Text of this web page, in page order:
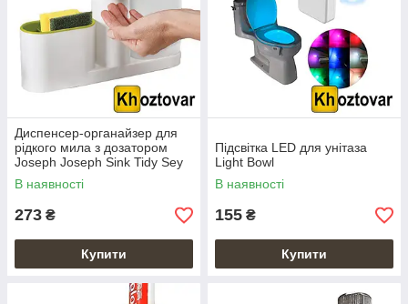
Диспенсер-органайзер для
рідкого мила з дозатором
Joseph Joseph Sink Tidy Sey
Plus Зелений
В наявності
273 ₴
Купити
Підсвітка LED для унітаза
Light Bowl
В наявності
155 ₴
Купити